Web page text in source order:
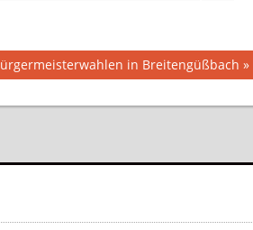
in Breitengüßbach